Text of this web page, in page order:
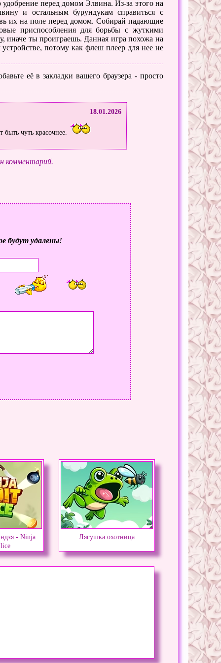
перед домом Элвина. Из-за этого на
и остальным бурундукам справиться с
их на поле перед домом. Собирай падающие
приспособления для борьбы с жуткими
иначе ты проиграешь. Данная игра похожа на
потому как флеш плеер для нее не
её в закладки вашего браузера - просто
18.01.2026
чуть красочнее.
комментарий.
будут удалены!
- Ninja
Лягушка охотница